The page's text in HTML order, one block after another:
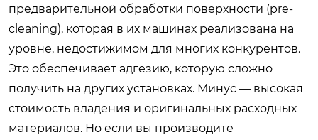
предварительной обработки поверхности (pre-
cleaning), которая в их машинах реализована на
уровне, недостижимом для многих конкурентов.
Это обеспечивает адгезию, которую сложно
получить на других установках. Минус — высокая
стоимость владения и оригинальных расходных
материалов. Но если вы производите